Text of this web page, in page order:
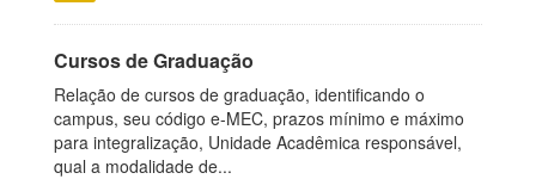
Cursos de Graduação
Relação de cursos de graduação, identificando o
campus, seu código e-MEC, prazos mínimo e máximo
para integralização, Unidade Acadêmica responsável,
qual a modalidade de...